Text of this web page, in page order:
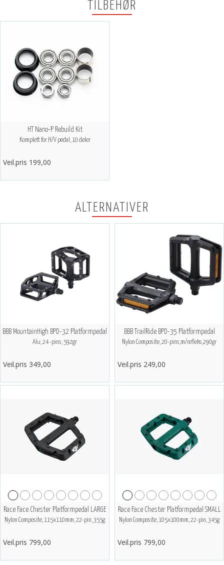
TILBEHØR
HT Nano-P Rebuild Kit
Komplett for H/V pedal, 10 deler
Veil.pris 199,00
ALTERNATIVER
BBB MountainHigh BPD-32 Platformpedal
Alu, 24 -pins, 592gr
Veil.pris 349,00
BBB TrailRide BPD-35 Platformpedal
Nylon Composite, 20-pins,m/refleks,290gr
Veil.pris 249,00
Race Face Chester Platformpedal LARGE
Nylon Composite, 115x110mm, 22-pin, 355g
Veil.pris 799,00
Race Face Chester Platformpedal SMALL
Nylon Composite, 105x100mm, 22-pin, 345g
Veil.pris 799,00